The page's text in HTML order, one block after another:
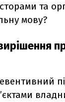
та
мову?